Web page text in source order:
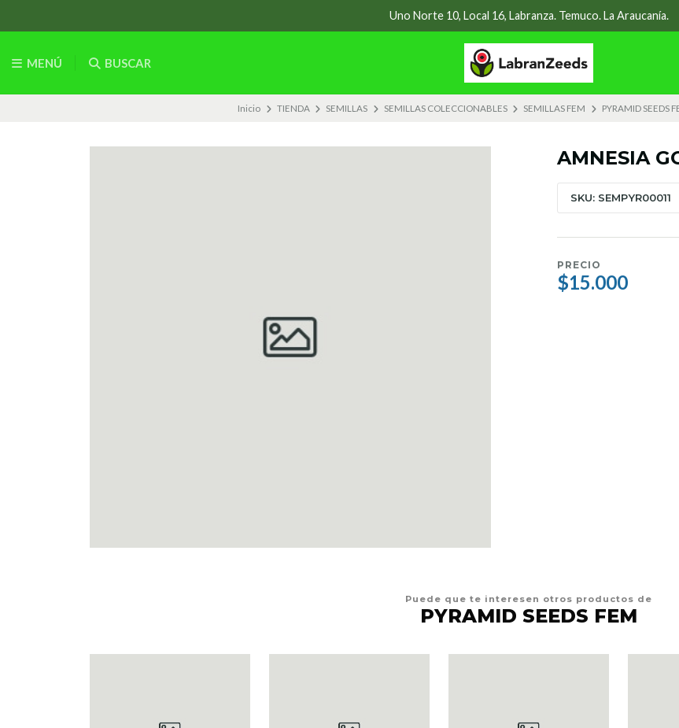
MENÚ BUSCAR
Uno Norte 10, Local 16, Labranza. Temuco. La Araucanía.
Inicio TIENDA SEMILLAS SEMILLAS COLECCIONABLES SEMILLAS FEM PYRAMID SEEDS
AMNESIA
SKU: SEMPYR00011
PRECIO
$15.000
Puede que te interesen otros productos de
PYRAMID SEEDS FEM